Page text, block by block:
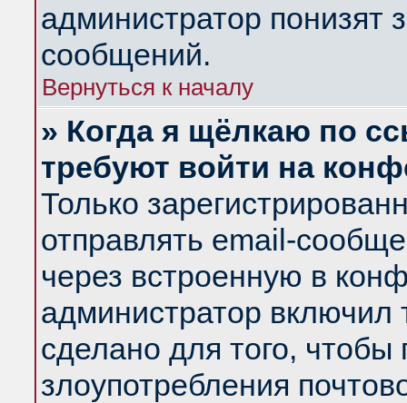
администратор понизят
сообщений.
Вернуться к началу
» Когда я щёлкаю по
требуют войти на
Только
отправлять email-
через встроенную в
администратор
сделано для того, чтобы
злоупотребления